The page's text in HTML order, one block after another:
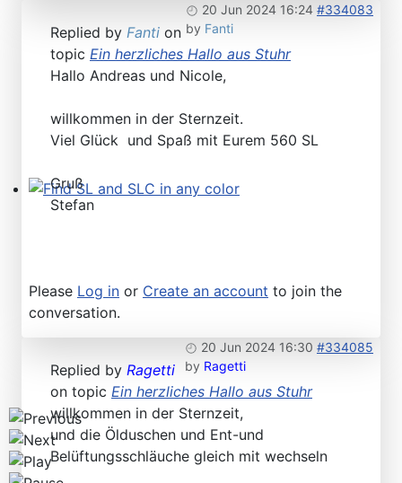
Find SL and SLC in any color
20 Jun 2024 16:24 #334083
by Fanti
Replied by Fanti on
topic Ein herzliches Hallo aus Stuhr
Hallo Andreas und Nicole,
willkommen in der Sternzeit.
Viel Glück und Spaß mit Eurem 560 SL
Gruß
Stefan
Please Log in or Create an account to join the
conversation.
20 Jun 2024 16:30 #334085
by Ragetti
Replied by Ragetti
on topic Ein herzliches Hallo aus Stuhr
willkommen in der Sternzeit,
und die Ölduschen und Ent-und
Belüftungsschläuche gleich mit wechseln